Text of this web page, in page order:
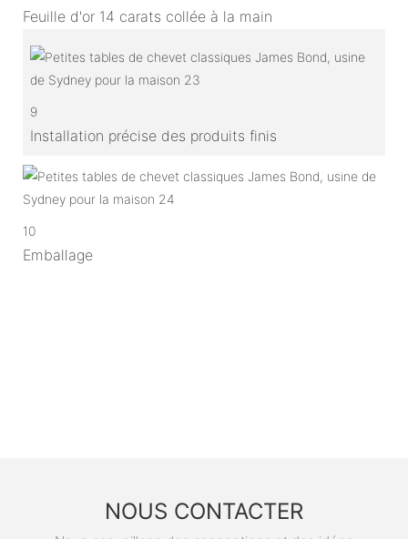
Feuille d'or 14 carats collée à la main
9
Installation précise des produits finis
10
Emballage
NOUS CONTACTER